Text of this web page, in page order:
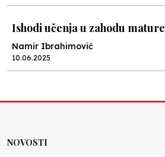
Ishodi učenja u zahodu mature
Namir Ibrahimović
10.06.2025
NOVOSTI